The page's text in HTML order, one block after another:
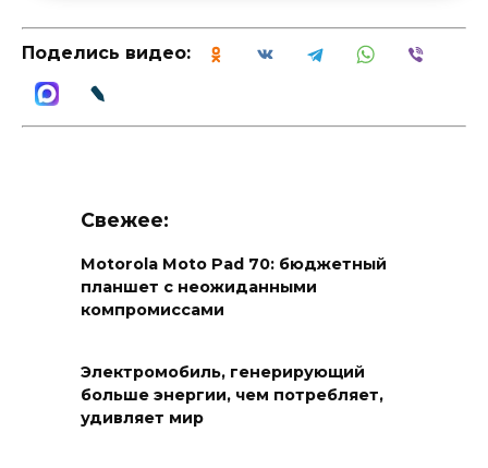
Поделись видео:
Свежее:
Motorola Moto Pad 70: бюджетный
планшет с неожиданными
компромиссами
Электромобиль, генерирующий
больше энергии, чем потребляет,
удивляет мир